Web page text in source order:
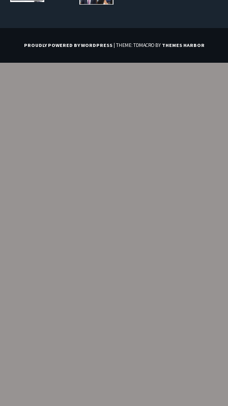
PROUDLY POWERED BY WORDPRESS | THEME: TDMACRO BY THEMES HARBOR